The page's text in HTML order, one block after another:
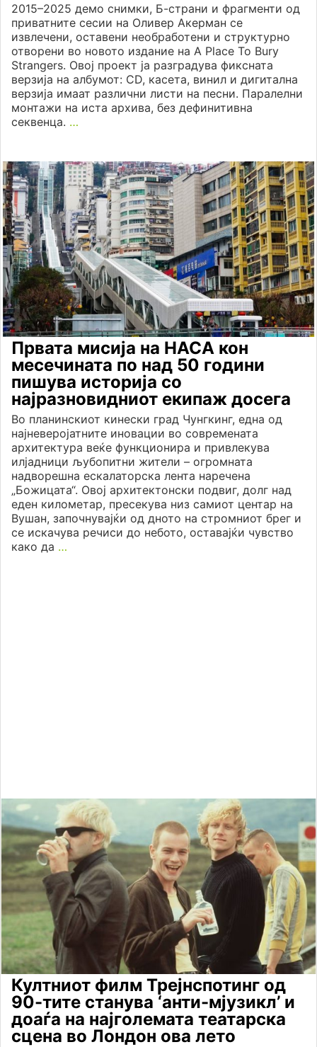
2015–2025 демо снимки, Б-страни и фрагменти од
приватните сесии на Оливер Акерман се
извлечени, оставени необработени и структурно
отворени во новото издание на A Place To Bury
Strangers. Овој проект ја разградува фиксната
верзија на албумот: CD, касета, винил и дигитална
верзија имаат различни листи на песни. Паралелни
монтажи на иста архива, без дефинитивна
секвенца. …
Првата мисија на НАСА кон
месечината по над 50 години
пишува историја со
најразновидниот екипаж досега
Во планинскиот кинески град Чунгкинг, една од
најневеројатните иновации во современата
архитектура веќе функционира и привлекува
илјадници љубопитни жители – огромната
надворешна ескалаторска лента наречена
„Божицата“. Овој архитектонски подвиг, долг над
еден километар, пресекува низ самиот центар на
Вушан, започнувајќи од дното на стромниот брег и
се искачува речиси до небото, оставајќи чувство
како да …
Култниот филм Трејнспотинг од
90-тите станува ‘анти-мјузикл’ и
доаѓа на најголемата театарска
сцена во Лондон ова лето